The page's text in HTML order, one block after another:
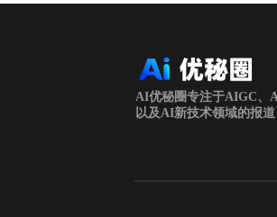
AI优秘圈专注于AIGC、
以及AI新技术领域的报道